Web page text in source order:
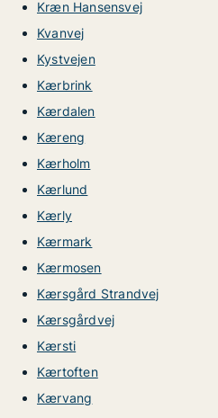
Kræn Hansensvej
Kvanvej
Kystvejen
Kærbrink
Kærdalen
Kæreng
Kærholm
Kærlund
Kærly
Kærmark
Kærmosen
Kærsgård Strandvej
Kærsgårdvej
Kærsti
Kærtoften
Kærvang